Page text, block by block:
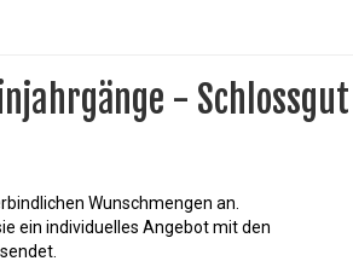
- Schlossgut
Wunschmengen an.
ein individuelles Angebot mit den